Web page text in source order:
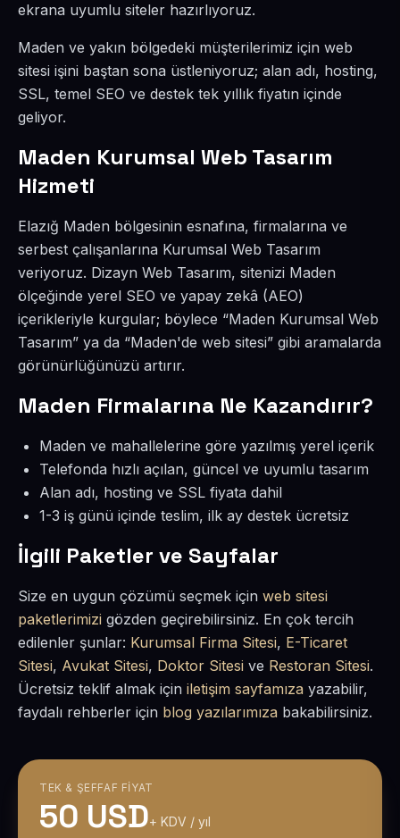
ekrana uyumlu siteler hazırlıyoruz.
Maden ve yakın bölgedeki müşterilerimiz için web
sitesi işini baştan sona üstleniyoruz; alan adı, hosting,
SSL, temel SEO ve destek tek yıllık fiyatın içinde
geliyor.
Maden Kurumsal Web Tasarım
Hizmeti
Elazığ Maden bölgesinin esnafına, firmalarına ve
serbest çalışanlarına Kurumsal Web Tasarım
veriyoruz. Dizayn Web Tasarım, sitenizi Maden
ölçeğinde yerel SEO ve yapay zekâ (AEO)
içerikleriyle kurgular; böylece “Maden Kurumsal Web
Tasarım” ya da “Maden'de web sitesi” gibi aramalarda
görünürlüğünüzü artırır.
Maden Firmalarına Ne Kazandırır?
Maden ve mahallelerine göre yazılmış yerel içerik
Telefonda hızlı açılan, güncel ve uyumlu tasarım
Alan adı, hosting ve SSL fiyata dahil
1-3 iş günü içinde teslim, ilk ay destek ücretsiz
İlgili Paketler ve Sayfalar
Size en uygun çözümü seçmek için web sitesi
paketlerimizi gözden geçirebilirsiniz. En çok tercih
edilenler şunlar: Kurumsal Firma Sitesi, E-Ticaret
Sitesi, Avukat Sitesi, Doktor Sitesi ve Restoran Sitesi.
Ücretsiz teklif almak için iletişim sayfamıza yazabilir,
faydalı rehberler için blog yazılarımıza bakabilirsiniz.
TEK & ŞEFFAF FIYAT
50 USD+ KDV / yıl